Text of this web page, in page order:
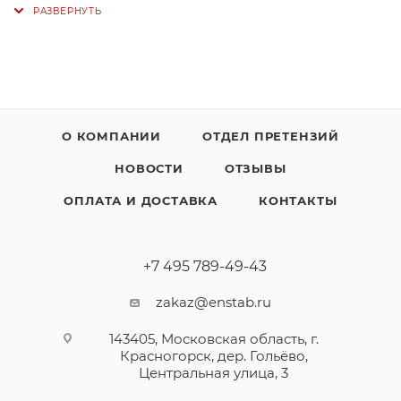
О КОМПАНИИ ОТДЕЛ ПРЕТЕНЗИЙ
НОВОСТИ ОТЗЫВЫ
ОПЛАТА И ДОСТАВКА КОНТАКТЫ
+7 495 789-49-43
zakaz@enstab.ru
143405, Московская область, г.
Красногорск, дер. Гольёво,
Центральная улица, 3